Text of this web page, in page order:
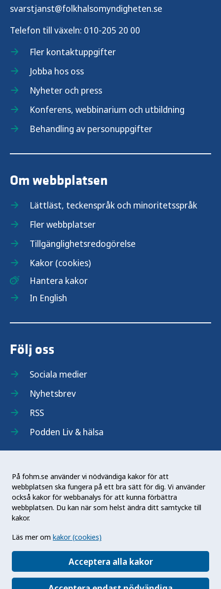
På fohm.se använder vi nödvändiga kakor för att
webbplatsen ska fungera på ett bra sätt för dig. Vi använder
också kakor för webbanalys för att kunna förbättra
webbplatsen. Du kan när som helst ändra ditt samtycke till
kakor.
Läs mer om kakor (cookies)
Acceptera alla kakor
svarstjanst@folkhalsomyndigheten.se
Telefon till växeln: 010-205 20 00
Fler kontaktuppgifter
Jobba hos oss
Nyheter och press
Konferens, webbinarium och utbildning
Behandling av personuppgifter
Om webbplatsen
Lättläst, teckenspråk och minoritetsspråk
Fler webbplatser
Tillgänglighetsredogörelse
Kakor (cookies)
Hantera kakor
In English
Följ oss
Sociala medier
Nyhetsbrev
RSS
Podden Liv & hälsa
Folkhälsomyndigheten (Fohm) är en nationell
kunskapsmyndighet som arbetar för en bättre
folkhälsa. Det gör myndigheten genom att
främja hälsa, förebygga ohälsa och skydda mot
hälsohot. Vår vision är en folkhälsa som stärker
samhällets utveckling.